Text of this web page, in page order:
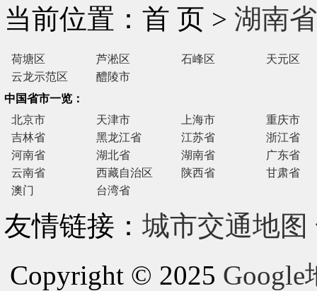
当前位置：首 页 > 湖南
荷塘区 芦淞区 石峰区
天元区
云龙示范区
醴陵市
中国省市一览：
北京市
天津市 上海市
重庆市
吉林省
黑龙江省 江苏省
浙江省
河南省
湖北省 湖南省
广东省
云南省
西藏自治区 陕西省
甘肃省
澳门
台湾省
友情链接： 城市交通地图
Copyright © 2025 Google